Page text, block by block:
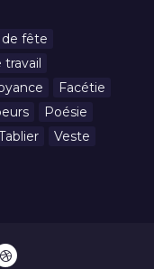
fête
travail
Facétie
Poésie
Veste